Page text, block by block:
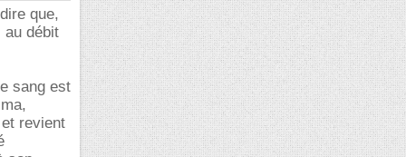
que,
au débit
sang est
revient